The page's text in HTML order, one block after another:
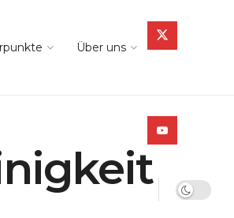
Über uns